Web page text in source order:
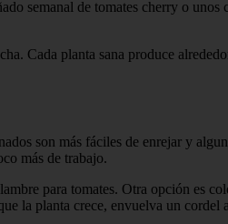
semanal de tomates cherry o unos
Cada planta sana produce
son más fáciles de enrejar y
más de trabajo.
para tomates. Otra opción es
la planta crece, envuelva un cordel